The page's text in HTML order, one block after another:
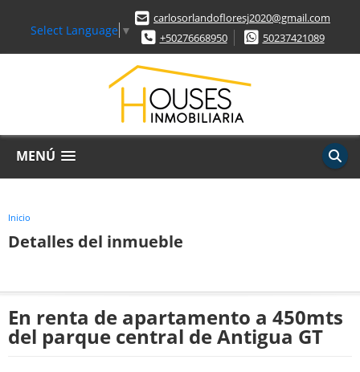
Select Language ▼
carlosorlandofloresj2020@gmail.com
+50276668950
50237421089
MENÚ
Inicio
Detalles del inmueble
En renta de apartamento a 450mts
del parque central de Antigua GT